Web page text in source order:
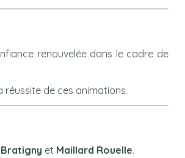
renouvelée dans le cadre de
de ces animations.
Bratigny et Maillard Rouelle.